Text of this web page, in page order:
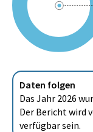
Daten folgen
Das Jahr 2026
Der Bericht wird
verfügbar sein.